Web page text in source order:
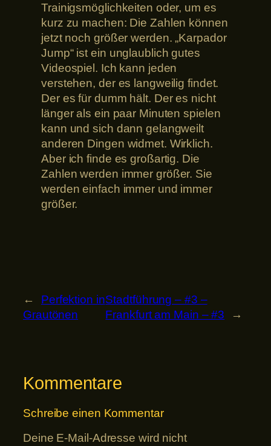
Trainigsmöglichkeiten oder, um es
kurz zu machen: Die Zahlen können
jetzt noch größer werden. „Karpador
Jump“ ist ein unglaublich gutes
Videospiel. Ich kann jeden
verstehen, der es langweilig findet.
Der es für dumm hält. Der es nicht
länger als ein paar Minuten spielen
kann und sich dann gelangweilt
anderen Dingen widmet. Wirklich.
Aber ich finde es großartig. Die
Zahlen werden immer größer. Sie
werden einfach immer und immer
größer.
←
Perfektion in
Grautönen
Stadtführung – #3 –
Frankfurt am Main – #3
→
Kommentare
Schreibe einen Kommentar
Deine E-Mail-Adresse wird nicht